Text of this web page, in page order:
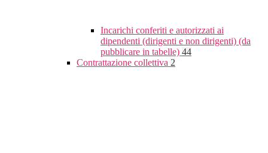
Incarichi conferiti e autorizzati ai
dipendenti (dirigenti e non dirigenti) (da
pubblicare in tabelle) 44
Contrattazione collettiva 2